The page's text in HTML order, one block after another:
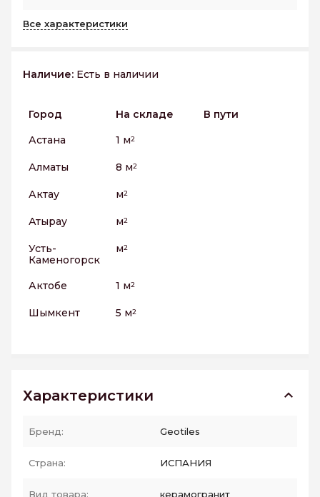
Все характеристики
Наличие: Есть в наличии
Город На складе
В пути
Астана
1 м2
Алматы 8 м2
Актау м2
Атырау м2
Усть-
Каменогорск
м2
Актобе 1 м2
Шымкент 5 м2
Характеристики
Бренд: Geotiles
Страна: ИСПАНИЯ
Вид товара: керамогранит